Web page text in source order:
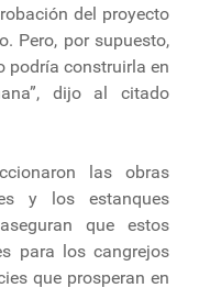
del proyecto
Pero, por supuesto,
podría construirla en
dijo al citado
las obras
y los estanques
que estos
para los cangrejos
que prosperan en